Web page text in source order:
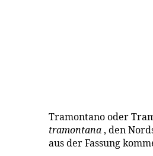
Tramontano oder
tramontana , den
aus der Fassung